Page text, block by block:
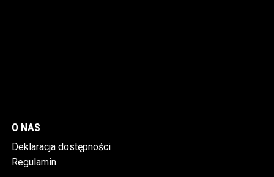
O NAS
Deklaracja dostępności
Regulamin